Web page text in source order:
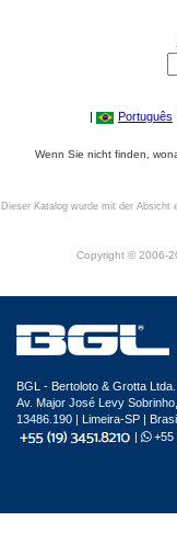
| Português
Wenn Sie nicht finden,
Dieser Katalog wurde mit der Absicht
Copyright © 2006-
BGL - Bertoloto & Grotta
Av. Major José Levy
13486.190 | Limeira-SP |
|
+55